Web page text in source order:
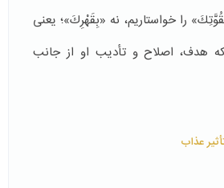
را خواستاریم، نه «بِقَهْرِكَ»؛ یعنی
هدف، اصلاح و تأدیب او از جانب
عذاب